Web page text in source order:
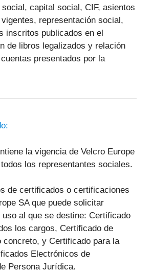
capital social, CIF, asientos
representación social,
inscritos publicados en el
de libros legalizados y relación
presentados por la
la vigencia de Velcro Europe
los representantes sociales.
de certificados o certificaciones
SA que puede solicitar
uso al que se destine: Certificado
los cargos, Certificado de
concreto, y Certificado para la
Electrónicos de
Persona Jurídica.